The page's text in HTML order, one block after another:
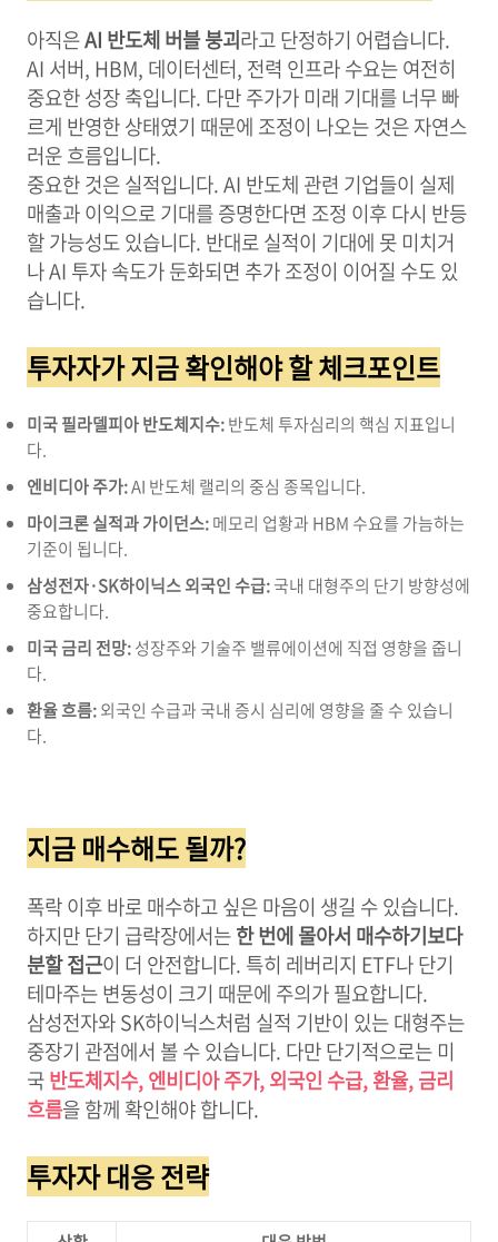
아직은AI 반도체 버블 붕괴라고 단정하기 어렵습니다.
AI 서버, HBM, 데이터센터, 전력 인프라 수요는 여전히
중요한 성장 축입니다. 다만 주가가 미래 기대를 너무 빠
르게 반영한 상태였기 때문에 조정이 나오는 것은 자연스
러운 흐름입니다.
중요한 것은 실적입니다. AI 반도체 관련 기업들이 실제
매출과 이익으로 기대를 증명한다면 조정 이후 다시 반등
할 가능성도 있습니다. 반대로 실적이 기대에 못 미치거
나 AI 투자 속도가 둔화되면 추가 조정이 이어질 수도 있
습니다.
투자자가 지금 확인해야 할 체크포인트
미국 필라델피아 반도체지수:반도체 투자심리의 핵심 지표입니
다.
엔비디아 주가:AI 반도체 랠리의 중심 종목입니다.
마이크론 실적과 가이던스:메모리 업황과 HBM 수요를 가늠하는
기준이 됩니다.
삼성전자·SK하이닉스 외국인 수급:국내 대형주의 단기 방향성에
중요합니다.
미국 금리 전망:성장주와 기술주 밸류에이션에 직접 영향을 줍니
다.
환율 흐름:외국인 수급과 국내 증시 심리에 영향을 줄 수 있습니
다.
지금 매수해도 될까?
폭락 이후 바로 매수하고 싶은 마음이 생길 수 있습니다.
하지만 단기 급락장에서는한 번에 몰아서 매수하기보다
분할 접근이 더 안전합니다. 특히 레버리지 ETF나 단기
테마주는 변동성이 크기 때문에 주의가 필요합니다.
삼성전자와 SK하이닉스처럼 실적 기반이 있는 대형주는
중장기 관점에서 볼 수 있습니다. 다만 단기적으로는 미
국반도체지수, 엔비디아 주가, 외국인 수급, 환율, 금리
흐름을 함께 확인해야 합니다.
투자자 대응 전략